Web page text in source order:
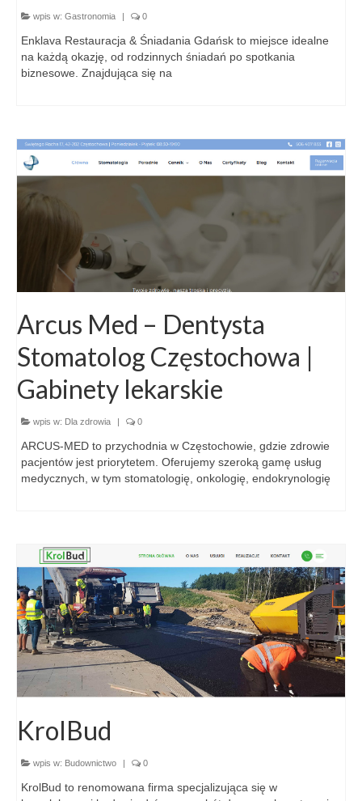
wpis w: Gastronomia | 0
Enklava Restauracja & Śniadania Gdańsk to miejsce idealne
na każdą okazję, od rodzinnych śniadań po spotkania
biznesowe. Znajdująca się na
Arcus Med – Dentysta
Stomatolog Częstochowa |
Gabinety lekarskie
wpis w: Dla zdrowia | 0
ARCUS-MED to przychodnia w Częstochowie, gdzie zdrowie
pacjentów jest priorytetem. Oferujemy szeroką gamę usług
medycznych, w tym stomatologię, onkologię, endokrynologię
KrolBud
wpis w: Budownictwo | 0
KrolBud to renomowana firma specjalizująca się w